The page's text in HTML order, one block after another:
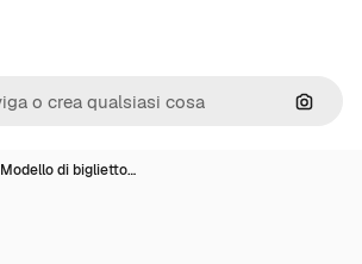
Cerca
Modello di biglietto…